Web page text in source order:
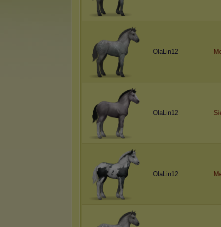
OlaLin12
OlaLin12
OlaLin12